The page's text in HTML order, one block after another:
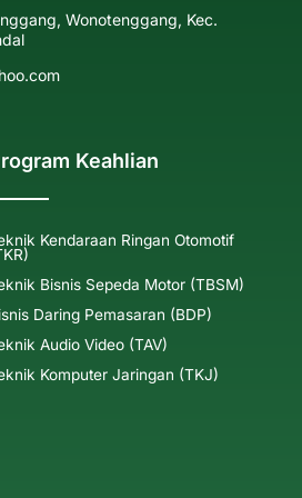
Wonotenggang, Kec.
Keahlian
Kendaraan Ringan Otomotif
Bisnis Sepeda Motor (TBSM)
Daring Pemasaran (BDP)
Audio Video (TAV)
Komputer Jaringan (TKJ)